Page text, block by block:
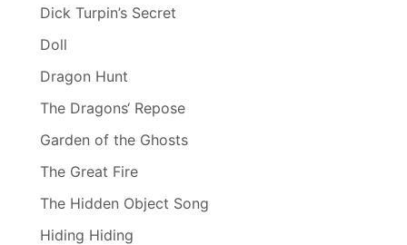
Dick Turpin’s Secret
Doll
Dragon Hunt
The Dragons‘ Repose
Garden of the Ghosts
The Great Fire
The Hidden Object Song
Hiding Hiding